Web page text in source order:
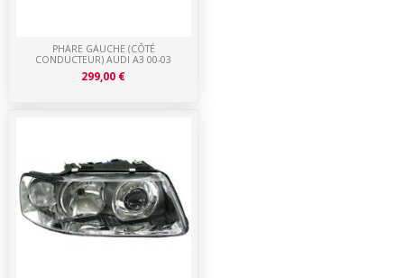
PHARE GAUCHE (CÔTÉ
CONDUCTEUR) AUDI A3 00-03
299,00 €